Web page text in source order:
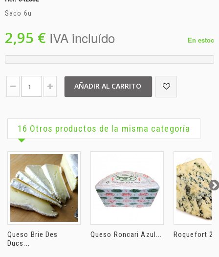
Saco 6u
2,95 € IVA incluído En estoc
AÑADIR AL CARRITO
16 Otros productos de la misma categoría
Queso Brie Des
Ducs...
Queso Roncari Azul... Roquefort